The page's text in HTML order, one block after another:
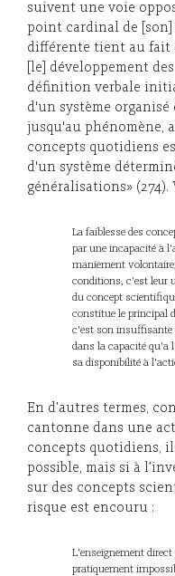
suivent une voie
point cardinal de [son]
différente tient au fait
[le] développement
définition verbale
d'un système
jusqu'au phénomène,
concepts quotidiens
d'un système
généralisations»
La faiblesse des
par une incapacité à
maniement
conditions, c'est leur
du concept
constitue le principal
c'est son insuffisante
dans la capacité
sa disponibilité à
En d’autres termes,
cantonne dans une
concepts quotidiens, il
possible, mais si à
sur des concepts
risque est encouru :
L'enseignement
pratiquement